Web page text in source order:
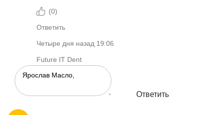
(0)
Ответить
Четыре дня назад 19:06
Future IT Dent
Ответить